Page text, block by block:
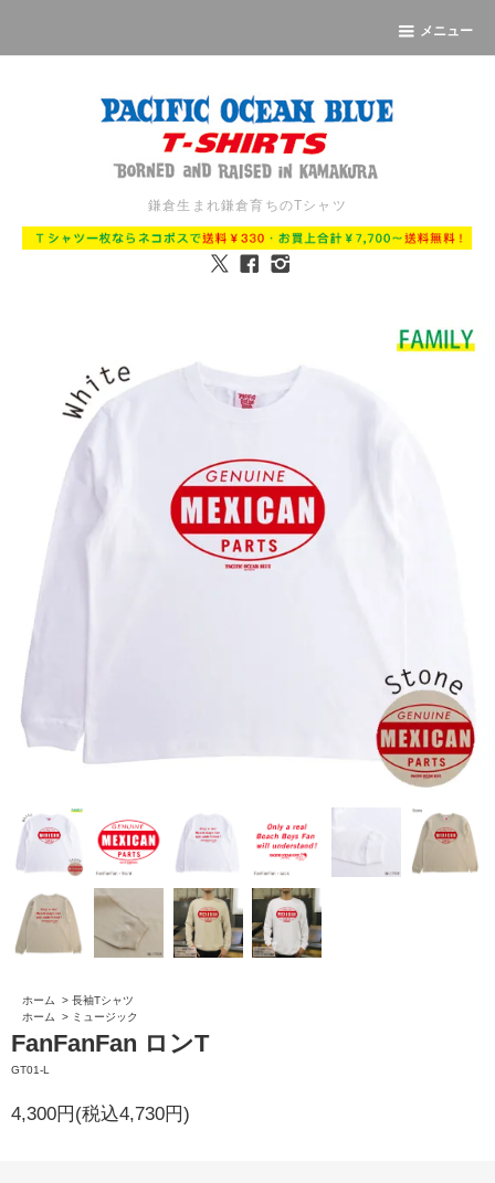
メニュー
鎌倉生まれ鎌倉育ちのTシャツ
ホーム > 長袖Tシャツ
ホーム
> ミュージック
FanFanFan ロンT
GT01-L
4,300円(税込4,730円)